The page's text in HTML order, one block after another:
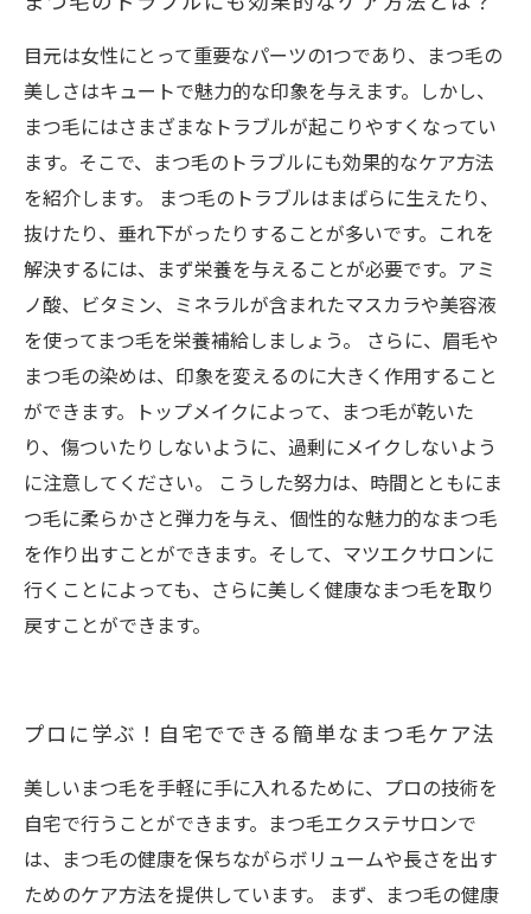
目元は女性にとって重要なパーツの1つであり、まつ毛の
美しさはキュートで魅力的な印象を与えます。しかし、
まつ毛にはさまざまなトラブルが起こりやすくなってい
ます。そこで、まつ毛のトラブルにも効果的なケア方法
を紹介します。 まつ毛のトラブルはまばらに生えたり、
抜けたり、垂れ下がったりすることが多いです。これを
解決するには、まず栄養を与えることが必要です。アミ
ノ酸、ビタミン、ミネラルが含まれたマスカラや美容液
を使ってまつ毛を栄養補給しましょう。 さらに、眉毛や
まつ毛の染めは、印象を変えるのに大きく作用すること
ができます。トップメイクによって、まつ毛が乾いた
り、傷ついたりしないように、過剰にメイクしないよう
に注意してください。 こうした努力は、時間とともにま
つ毛に柔らかさと弾力を与え、個性的な魅力的なまつ毛
を作り出すことができます。そして、マツエクサロンに
行くことによっても、さらに美しく健康なまつ毛を取り
戻すことができます。
プロに学ぶ！自宅でできる簡単なまつ毛ケア法
美しいまつ毛を手軽に手に入れるために、プロの技術を
自宅で行うことができます。まつ毛エクステサロンで
は、まつ毛の健康を保ちながらボリュームや長さを出す
ためのケア方法を提供しています。 まず、まつ毛の健康